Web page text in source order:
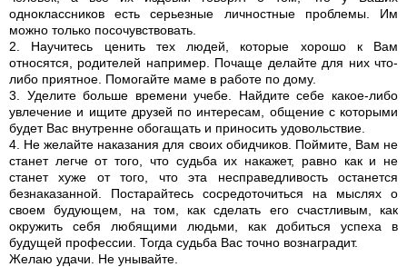
одноклассников есть серьезные личностные проблемы. Им
можно только посочувствовать.
2. Научитесь ценить тех людей, которые хорошо к Вам
относятся, родителей например. Почаще делайте для них что-
либо приятное. Помогайте маме в работе по дому.
3. Уделите больше времени учебе. Найдите себе какое-либо
увлечение и ищите друзей по интересам, общение с которыми
будет Вас внутренне обогащать и приносить удовольствие.
4. Не желайте наказания для своих обидчиков. Поймите, Вам не
станет легче от того, что судьба их накажет, равно как и не
станет хуже от того, что эта несправедливость останется
безнаказанной. Постарайтесь сосредоточиться на мыслях о
своем будующем, на том, как сделать его счастливым, как
окружить себя любящими людьми, как добиться успеха в
будущей профессии. Тогда судьба Вас точно вознаградит.
Желаю удачи. Не унывайте.